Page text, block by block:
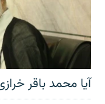
آیا محمد باقر